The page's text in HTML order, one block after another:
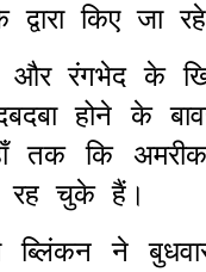
किए जा
और रंगभेद के
होने के
तक कि
रह चुके हैं।
ब्लिंकन ने